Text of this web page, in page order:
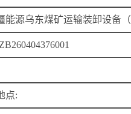
能源乌东煤矿运输装卸设备
点: